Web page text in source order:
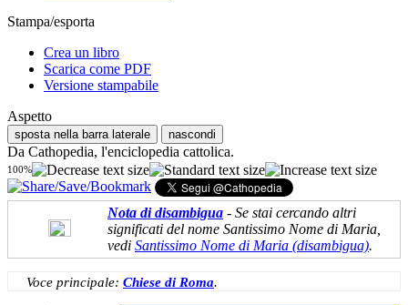
Stampa/esporta
Crea un libro
Scarica come PDF
Versione stampabile
Aspetto
sposta nella barra laterale nascondi
Da Cathopedia, l'enciclopedia cattolica.
100%
Nota di disambigua - Se stai cercando altri
significati del nome Santissimo Nome di Maria,
vedi Santissimo Nome di Maria (disambigua).
Voce principale: Chiese di Roma.